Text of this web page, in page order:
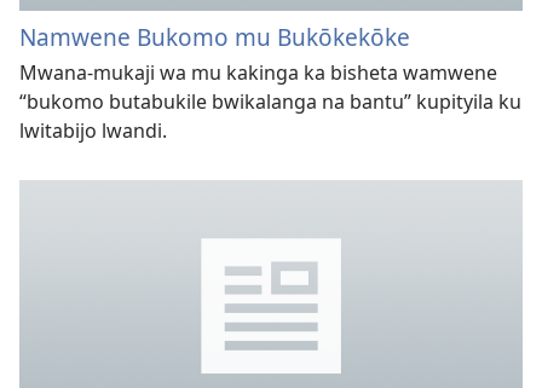
Namwene Bukomo mu Bukōkekōke
Mwana-mukaji wa mu kakinga ka bisheta wamwene
“bukomo butabukile bwikalanga na bantu” kupityila ku
lwitabijo lwandi.